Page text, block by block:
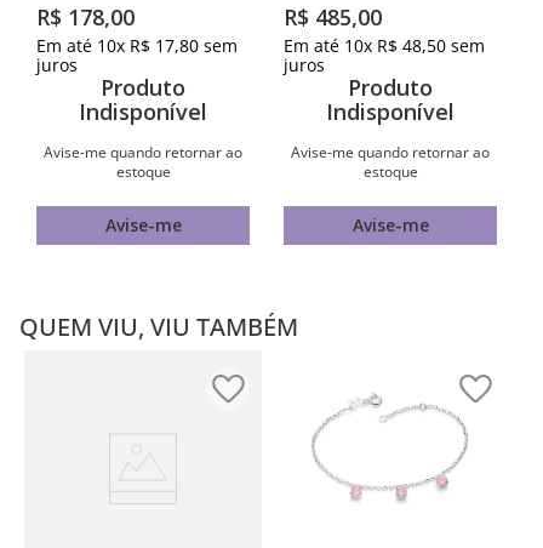
R$ 178,00
Em até 10x R$ 17,80 sem
juros
Produto
Indisponível
Avise-me quando retornar ao
estoque
Avise-me
R$ 485,00
Em até 10x R$ 48,50 sem
juros
Produto
Indisponível
Avise-me quando retornar ao
estoque
Avise-me
QUEM VIU, VIU TAMBÉM